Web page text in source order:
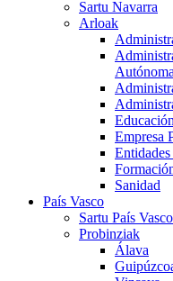
Sartu Navarra
Arloak
Educación
Empresa
Sanidad
País Vasco
Sartu País Vasco
Probinziak
Álava